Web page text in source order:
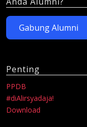
Gabung Alumni
Penting
PPDB
#diAlirsyadaja!
Download